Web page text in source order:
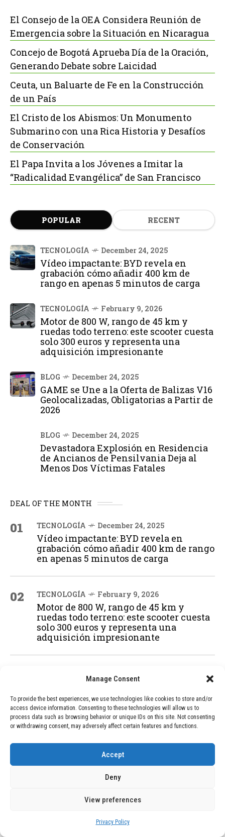
Manage Consent
To provide the best experiences, we use technologies like cookies to store and/or
access device information. Consenting to these technologies will allow us to
process data such as browsing behavior or unique IDs on this site. Not consenting
or withdrawing consent, may adversely affect certain features and functions.
Accept
Deny
View preferences
Privacy Policy
El Consejo de la OEA Considera Reunión de
Emergencia sobre la Situación en Nicaragua
Concejo de Bogotá Aprueba Día de la Oración,
Generando Debate sobre Laicidad
Ceuta, un Baluarte de Fe en la Construcción
de un País
El Cristo de los Abismos: Un Monumento
Submarino con una Rica Historia y Desafíos
de Conservación
El Papa Invita a los Jóvenes a Imitar la
“Radicalidad Evangélica” de San Francisco
POPULAR RECENT
TECNOLOGÍA December 24, 2025
Vídeo impactante: BYD revela en
grabación cómo añadir 400 km de
rango en apenas 5 minutos de carga
TECNOLOGÍA February 9, 2026
Motor de 800 W, rango de 45 km y
ruedas todo terreno: este scooter cuesta
solo 300 euros y representa una
adquisición impresionante
BLOG December 24, 2025
GAME se Une a la Oferta de Balizas V16
Geolocalizadas, Obligatorias a Partir de
2026
BLOG December 24, 2025
Devastadora Explosión en Residencia
de Ancianos de Pensilvania Deja al
Menos Dos Víctimas Fatales
DEAL OF THE MONTH
01 TECNOLOGÍA December 24, 2025
Vídeo impactante: BYD revela en
grabación cómo añadir 400 km de rango
en apenas 5 minutos de carga
02 TECNOLOGÍA February 9, 2026
Motor de 800 W, rango de 45 km y
ruedas todo terreno: este scooter cuesta
solo 300 euros y representa una
adquisición impresionante
GAME se Une a la Oferta de Balizas V16
Geolocalizadas, Obligatorias a Partir de
2026
04 BLOG December 24, 2025
Devastadora Explosión en Residencia
de Ancianos de Pensilvania Deja al
Menos Dos Víctimas Fatales